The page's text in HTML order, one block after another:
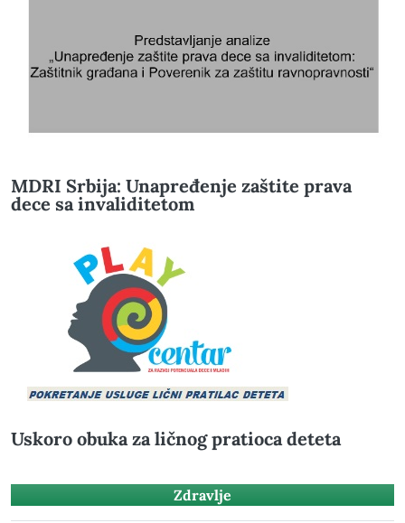
MDRI Srbija: Unapređenje zaštite prava
dece sa invaliditetom
Uskoro obuka za ličnog pratioca deteta
Zdravlje